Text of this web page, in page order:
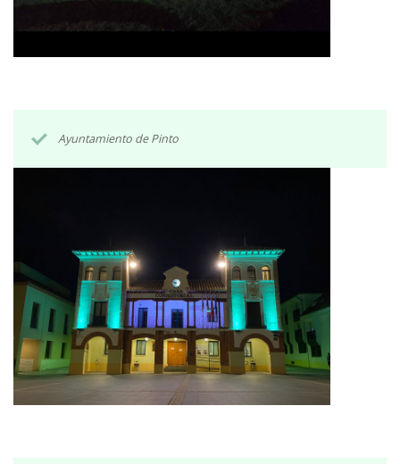
Ayuntamiento de Pinto